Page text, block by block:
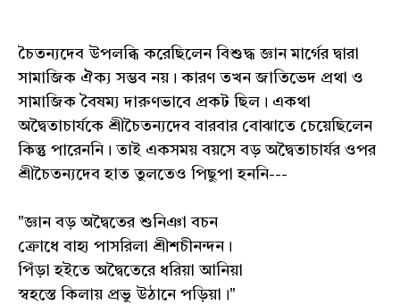
চৈতন্যদেব উপলব্ধি করেছিলেন বিশুদ্ধ জ্ঞান মার্গের দ্বারা
সামাজিক ঐক্য সম্ভব নয়। কারণ তখন জাতিভেদ প্রথা ও
সামাজিক বৈষম্য দারুণভাবে প্রকট ছিল। একথা
অদ্বৈতাচার্যকে শ্রীচৈতন্যদেব বারবার বোঝাতে চেয়েছিলেন
কিন্তু পারেননি। তাই একসময় বয়সে বড় অদ্বৈতাচার্যর ওপর
শ্রীচৈতন্যদেব হাত তুলতেও পিছুপা হননি---
"জ্ঞান বড় অদ্বৈতের শুনিঞা বচন
ক্রোধে বাহ্য পাসরিলা শ্রীশচীনন্দন।
পিঁড়া হইতে অদ্বৈতেরে ধরিয়া আনিয়া
স্বহস্তে কিলায় প্রভু উঠানে পড়িয়া।"